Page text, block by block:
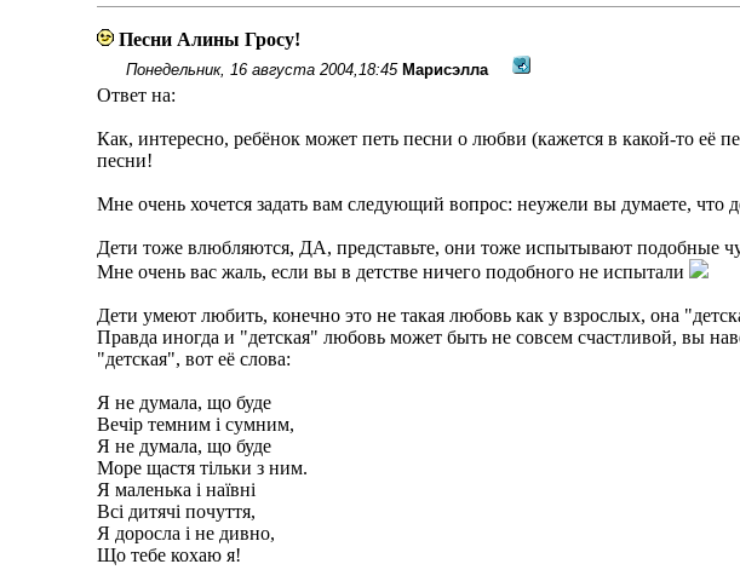
Песни Алины Гросу!
Понедельник, 16 августа 2004,18:45 Марисэлла
Ответ на:
Как, интересно, ребëнок может петь песни о любви (кажется в какой-то еë
песни!
Мне очень хочется задать вам следующий вопрос: неужели вы думаете, что
Дети тоже влюбляются, ДА, представьте, они тоже испытывают подобные
Мне очень вас жаль, если вы в детстве ничего подобного не испытали
Дети умеют любить, конечно это не такая любовь как у взрослых, она
Правда иногда и "детская" любовь может быть не совсем счастливой, вы
"детская", вот еë слова:
Я не думала, що буде
Вечір темним і сумним,
Я не думала, що буде
Море щастя тільки з ним.
Я маленька і наївні
Всі дитячі почуття,
Я доросла і не дивно,
Що тебе кохаю я!